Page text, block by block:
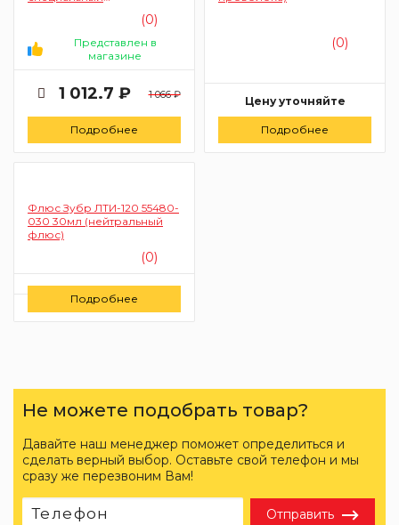
(0)
Представлен в
магазине
1 012.7 ₽ 1 066 ₽
Подробнее
(0)
Цену уточняйте
Заказать
Подробнее
Флюс Зубр ЛТИ-120 55480-
030 30мл (нейтральный
флюс)
(0)
Заказать
Подробнее
Не можете подобрать товар?
Давайте наш менеджер поможет определиться и
сделать верный выбор. Оставьте свой телефон и мы
сразу же перезвоним Вам!
Отправить